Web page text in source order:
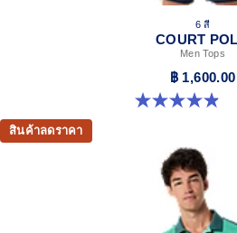
6 สี
COURT
Men Tops
฿ 1,600.00
4.9 จาก 5 ดาว 29 รีวิว
สินค้าลดราคา